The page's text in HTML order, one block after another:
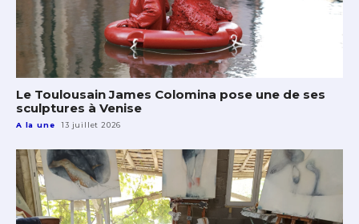
Le Toulousain James Colomina pose une de ses
sculptures à Venise
A la une 13 juillet 2026